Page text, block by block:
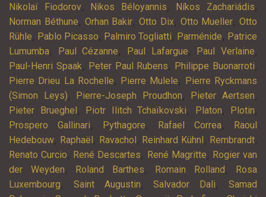
Nikolaï Fiodorov, Nikos Béloyannis, Níkos Zachariádis,
Norman Béthune, Orhan Bakir, Otto Dix, Otto Mueller, Otto
Rühle, Pablo Picasso, Palmiro Togliatti, Parménide, Patrice
Lumumba, Paul Cézanne, Paul Lafargue, Paul Verlaine,
Paul-Henri Spaak, Peter Paul Rubens, Philippe Buonarroti,
Pierre Drieu La Rochelle, Pierre Mulele,
Pierre Ryckmans
(Simon Leys), Pierre-Joseph Proudhon, Pieter Aertsen,
Pieter Brueghel , Piotr Ilitch Tchaïkovski, Platon, Plotin,
Prospero Gallinari, Pythagore, Rafael Correa,
Raoul
Hedebouw, Raphaël , Ravachol , Reinhard Kühnl , Rembrandt,
Renato Curcio, René Descartes, René Magritte, Rogier van
der Weyden, Roland Barthes, Romain Rolland ,
Rosa
Luxembourg, Saint Augustin,Salvador Dali,Samad